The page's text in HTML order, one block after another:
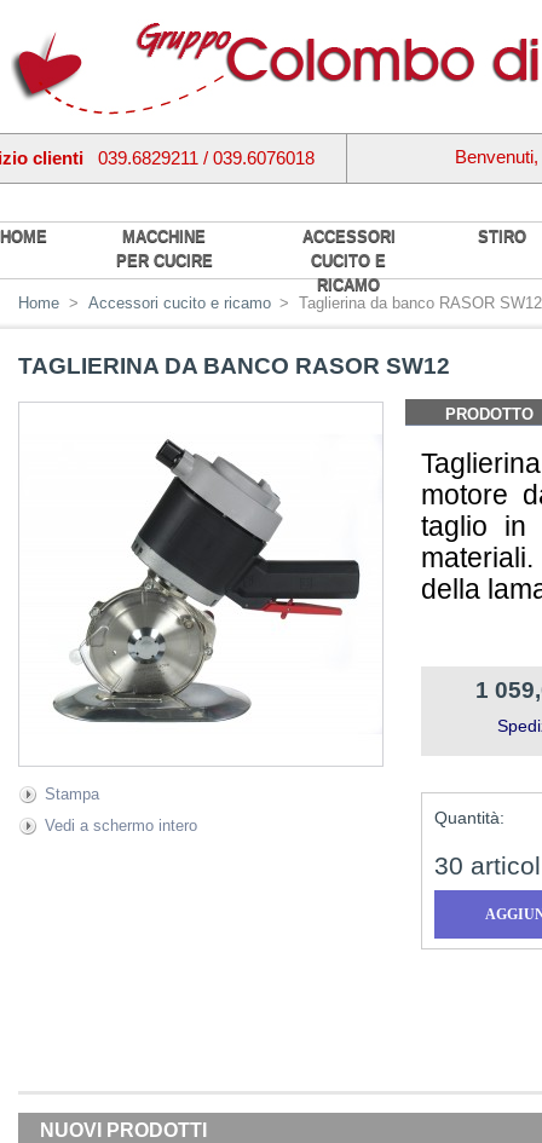
HOME
MACCHINE
PER CUCIRE
ACCESSORI
CUCITO E
RICAMO
STIRO
clienti 039.6829211 / 039.6076018 Benvenuti,
Home > Accessori cucito e ricamo > Taglierina da banco RASOR SW12
TAGLIERINA DA BANCO RASOR SW12
Stampa
Vedi a schermo intero
PRODOTTO
motore
taglio
della
1
Quantità:
30
NUOVI PRODOTTI